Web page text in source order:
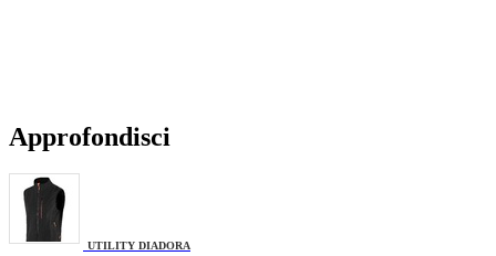
Approfondisci
UTILITY DIADORA